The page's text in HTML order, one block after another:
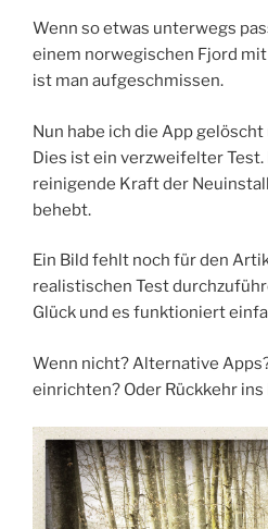
Wenn so etwas unterwegs
einem norwegischen Fjord
ist man aufgeschmissen.
Nun habe ich die App
Dies ist ein verzweifelter Test.
reinigende Kraft der
behebt.
Ein Bild fehlt noch für den
realistischen Test
Glück und es funktioniert
Wenn nicht? Alternative
einrichten? Oder Rückkehr